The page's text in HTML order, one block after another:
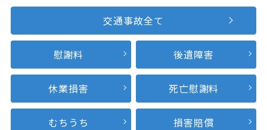
交通事故全て
慰謝料 後遺障害
休業損害 死亡慰謝料
むちうち 損害賠償